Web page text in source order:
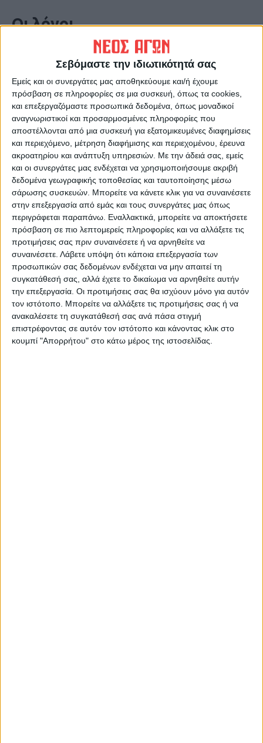
Σεβόμαστε την ιδιωτικότητά σας
Εμείς και οι συνεργάτες μας αποθηκεύουμε και/ή έχουμε
πρόσβαση σε πληροφορίες σε μια συσκευή, όπως τα cookies,
και επεξεργαζόμαστε προσωπικά δεδομένα, όπως μοναδικοί
αναγνωριστικοί και προσαρμοσμένες πληροφορίες που
αποστέλλονται από μια συσκευή για εξατομικευμένες διαφημίσεις
και περιεχόμενο, μέτρηση διαφήμισης και περιεχομένου, έρευνα
ακροατηρίου και ανάπτυξη υπηρεσιών. Με την άδειά σας, εμείς
και οι συνεργάτες μας ενδέχεται να χρησιμοποιήσουμε ακριβή
δεδομένα γεωγραφικής τοποθεσίας και ταυτοποίησης μέσω
σάρωσης συσκευών. Μπορείτε να κάνετε κλικ για να συναινέσετε
στην επεξεργασία από εμάς και τους συνεργάτες μας όπως
περιγράφεται παραπάνω. Εναλλακτικά, μπορείτε να αποκτήσετε
πρόσβαση σε πιο λεπτομερείς πληροφορίες και να αλλάξετε τις
προτιμήσεις σας πριν συναινέσετε ή να αρνηθείτε να
συναινέσετε. Λάβετε υπόψη ότι κάποια επεξεργασία των
προσωπικών σας δεδομένων ενδέχεται να μην απαιτεί τη
συγκατάθεσή σας, αλλά έχετε το δικαίωμα να αρνηθείτε αυτήν
την επεξεργασία. Οι προτιμήσεις σας θα ισχύουν μόνο για αυτόν
τον ιστότοπο. Μπορείτε να αλλάξετε τις προτιμήσεις σας ή να
ανακαλέσετε τη συγκατάθεσή σας ανά πάσα στιγμή
επιστρέφοντας σε αυτόν τον ιστότοπο και κάνοντας κλικ στο
κουμπί "Απορρήτου" στο κάτω μέρος της ιστοσελίδας.
Οι λόγοι
Τρεις φαίνεται να είναι οι λόγοι για τις
καθυστερήσεις που σημειώνονται:
1. Οι φαρμακευτικές εταιρίες στην πράξη
έχουν μικρότερες δυνατότητες παραγωγής
από ό,τι αρχικά αναμενόταν.
2. Η έγκριση ορισμένων εμβολίων έχει
καθυστερήσει.
3. Ενδεχομένως, ο αρχικός σχεδιασμός των
κυβερνήσεων ήταν υπερβολικά φιλόδοξος.
Όπως και να έχει, αν συνεχιστούν οι
σημερινές καθυστερήσεις, ηανοσία της
αγέληςαπέναντι στονκορωνοϊό(που θα
έρθει με τον εμβολιασμό του 70% του
πληθυσμού), θα καθυστερήσει, με τεράστιες
συνέπειες σε ό,τι αφορά τόσο τις απώλειες